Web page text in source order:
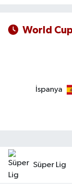
World
İspanya
Süper Lig